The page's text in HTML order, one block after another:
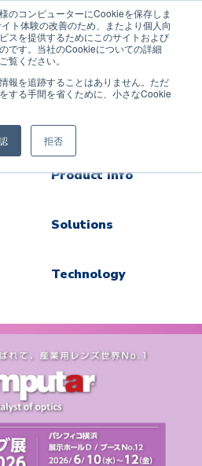
のコンピューターにCookieを保存しま
ト体験の改善のため、またより個人向
スを提供するためにこのサイトおよび
です。当社のCookieについての詳細
覧ください。
報を追跡することはありません。ただ
する手間を省くために、小さなCookie
拒否
TOP
About Computar
Product Info
Solutions
Technology